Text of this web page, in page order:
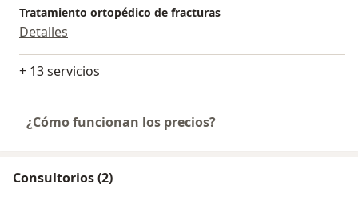
Tratamiento ortopédico de fracturas
Detalles
+ 13 servicios
¿Cómo funcionan los precios?
Consultorios (2)